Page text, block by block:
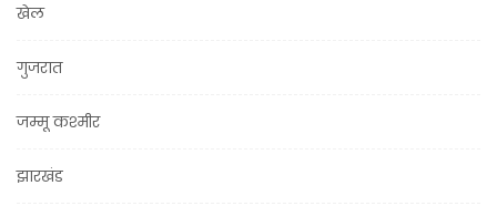
खेल
गुजरात
जम्मू कश्मीर
झारखंड